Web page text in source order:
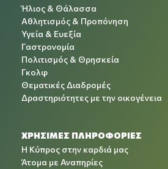
Ήλιος & Θάλασσα
Αθλητισμός & Προπόνηση
Υγεία & Ευεξία
Γαστρονομία
Πολιτισμός & Θρησκεία
Γκολφ
Θεματικές Διαδρομές
Δραστηριότητες με την οικογένεια
ΧΡΉΣΙΜΕΣ ΠΛΗΡΟΦΟΡΊΕΣ
Η Κύπρος στην καρδιά μας
Άτομα με Αναπηρίες